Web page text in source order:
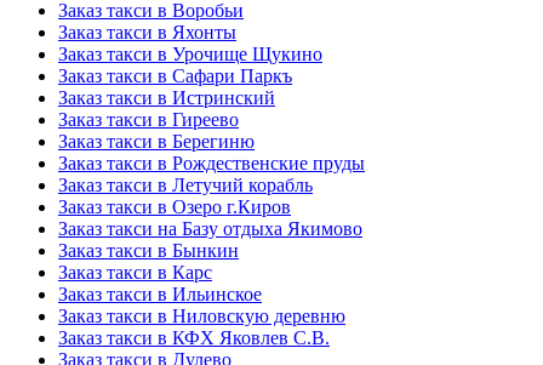
Заказ такси в Воробьи
Заказ такси в Яхонты
Заказ такси в Урочище Щукино
Заказ такси в Сафари Паркъ
Заказ такси в Истринский
Заказ такси в Гиреево
Заказ такси в Берегиню
Заказ такси в Рождественские пруды
Заказ такси в Летучий корабль
Заказ такси в Озеро г.Киров
Заказ такси на Базу отдыха Якимово
Заказ такси в Бынкин
Заказ такси в Карс
Заказ такси в Ильинское
Заказ такси в Ниловскую деревню
Заказ такси в КФХ Яковлев С.В.
Заказ такси в Дулево